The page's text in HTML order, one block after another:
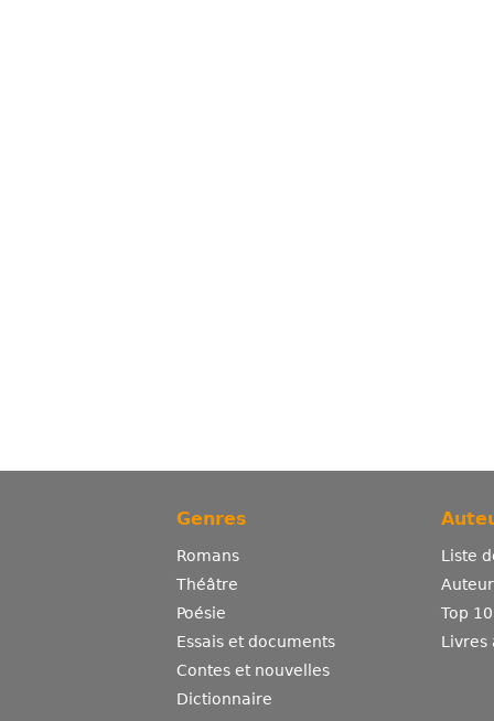
Genres
Romans
Théâtre
Poésie
Essais et documents
Contes et nouvelles
Dictionnaire
Liste
Top
Livres